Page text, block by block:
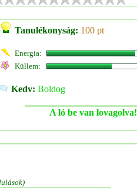
Tanulékonyság: 100 pt
Energia:
Küllem:
Kedv: Boldog
A ló be van lovagolva!